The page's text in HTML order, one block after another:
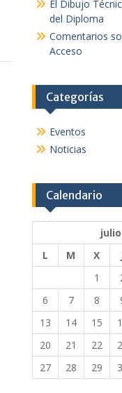
El Dibujo
del Diploma
Comentarios
Acceso
Categorías
Eventos
Noticias
Calendario
L
M X
1
6
7 8
13
14 15
20
21 22
27
28 29